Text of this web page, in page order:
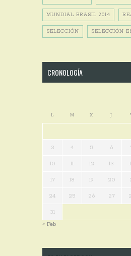
MUNDIAL BRASIL 2014
SELECCIÓN SELECCIÓN
CRONOLOGÍA
L M X J
3 4 5 6
10 11 12 13
17 18 19 20
24 25 26 27
31
« Feb